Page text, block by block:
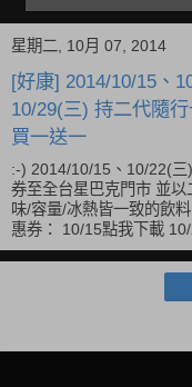
星期二, 10月 07, 2014
[好康] 2014/10/15、
10/29(三) 持二代隨
買一送一
:-) 2014/10/15、10/22(
券至全台星巴克門市 並
味/容量/冰熱皆一致的飲
惠券： 10/15點我下載 10/